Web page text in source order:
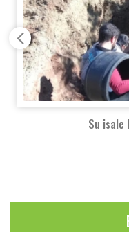
Su isale